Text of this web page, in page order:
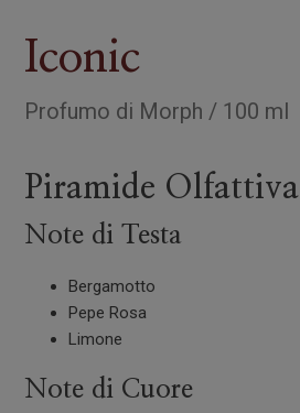
Iconic
Profumo di Morph / 100 ml
Piramide Olfattiva
Note di Testa
Bergamotto
Pepe Rosa
Limone
Note di Cuore